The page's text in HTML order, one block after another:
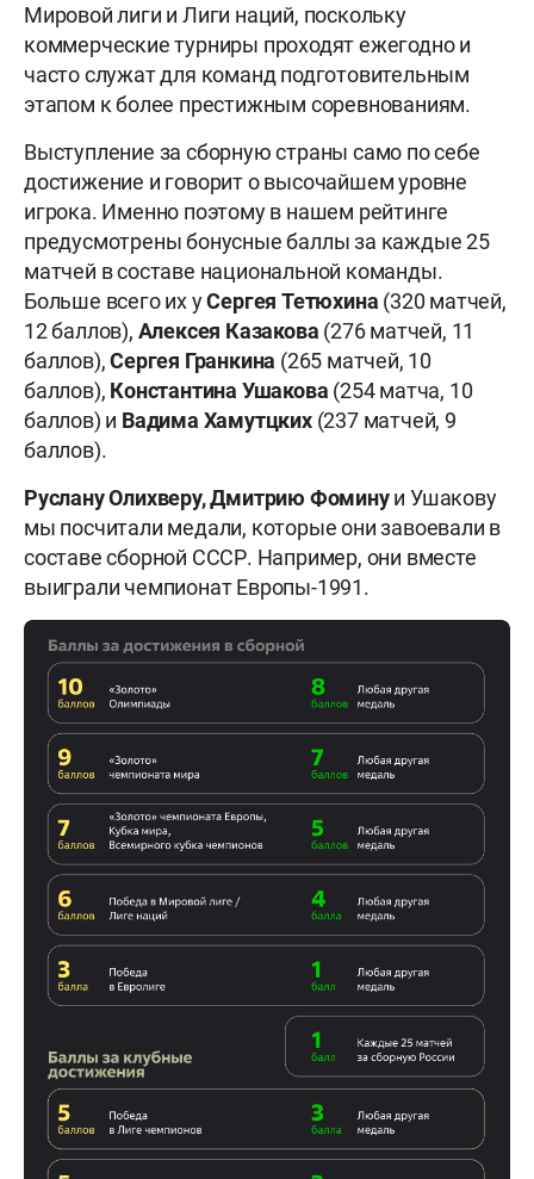
Мировой лиги и Лиги наций, поскольку
коммерческие турниры проходят ежегодно и
часто служат для команд подготовительным
этапом к более престижным соревнованиям.
Выступление за сборную страны само по себе
достижение и говорит о высочайшем уровне
игрока. Именно поэтому в нашем рейтинге
предусмотрены бонусные баллы за каждые 25
матчей в составе национальной команды.
Больше всего их уСергея Тетюхина (320 матчей,
12 баллов), Алексея Казакова (276 матчей, 11
баллов),Сергея Гранкина (265 матчей, 10
баллов), Константина Ушакова (254 матча, 10
баллов) и Вадима Хамутцких(237 матчей, 9
баллов).
Руслану Олихверу, Дмитрию Фоминуи Ушакову
мы посчитали медали, которые они завоевали в
составе сборной СССР. Например, они вместе
выиграли чемпионат Европы-1991.